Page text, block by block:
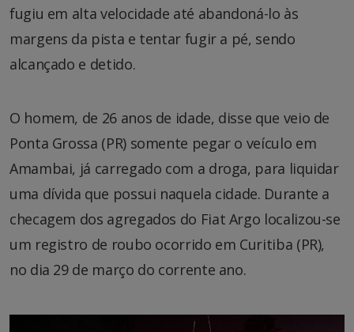
fugiu em alta velocidade até abandoná-lo às
margens da pista e tentar fugir a pé, sendo
alcançado e detido.
O homem, de 26 anos de idade, disse que veio de
Ponta Grossa (PR) somente pegar o veículo em
Amambai, já carregado com a droga, para liquidar
uma dívida que possui naquela cidade. Durante a
checagem dos agregados do Fiat Argo localizou-se
um registro de roubo ocorrido em Curitiba (PR),
no dia 29 de março do corrente ano.